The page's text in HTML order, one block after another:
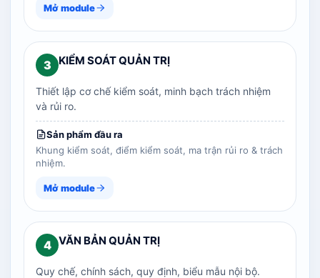
Mở module
3 KIỂM SOÁT QUẢN TRỊ
Thiết lập cơ chế kiểm soát, minh bạch trách nhiệm
và rủi ro.
Sản phẩm đầu ra
Khung kiểm soát, điểm kiểm soát, ma trận rủi ro & trách
nhiệm.
Mở module
4 VĂN BẢN QUẢN TRỊ
Quy chế, chính sách, quy định, biểu mẫu nội bộ.